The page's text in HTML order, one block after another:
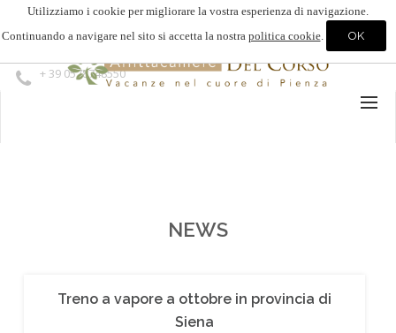
Utilizziamo i cookie per migliorare la vostra esperienza di navigazione.
Continuando a navigare nel sito si accetta la nostra politica cookie.
+ 39 0578748550
NEWS
Treno a vapore a ottobre in provincia di
Siena